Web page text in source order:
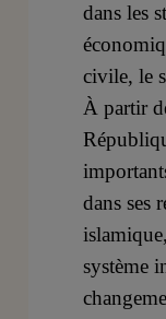
dans les
civile, le
À partir
dans ses
système